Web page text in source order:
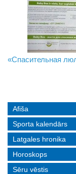
В Даугавпилсе
«Спасительная
Новое поколение
Afiša
Sporta kalendārs
Latgales hronika
Horoskops
Sēru vēstis